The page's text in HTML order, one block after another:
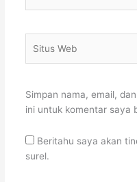
Web
Simpan nama, email,
ini untuk komentar saya
Beritahu saya akan
surel.